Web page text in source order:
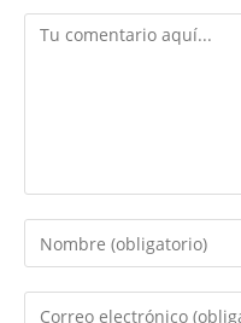
Comentario
Introduce
tu
nombre
Introduce